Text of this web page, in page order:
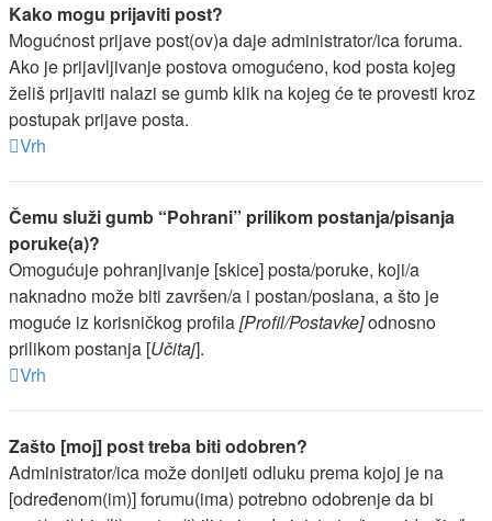
Kako mogu prijaviti post?
Mogućnost prijave post(ov)a daje administrator/ica foruma.
Ako je prijavljivanje postova omogućeno, kod posta kojeg
želiš prijaviti nalazi se gumb klik na kojeg će te provesti kroz
postupak prijave posta.
Vrh
Čemu služi gumb “Pohrani” prilikom postanja/pisanja
poruke(a)?
Omogućuje pohranjivanje [skice] posta/poruke, koji/a
naknadno može biti završen/a i postan/poslana, a što je
moguće iz korisničkog profila[Profil/Postavke]odnosno
prilikom postanja [Učitaj].
Vrh
Zašto [moj] post treba biti odobren?
Administrator/ica može donijeti odluku prema kojoj je na
[određenom(im)] forumu(ima) potrebno odobrenje da bi